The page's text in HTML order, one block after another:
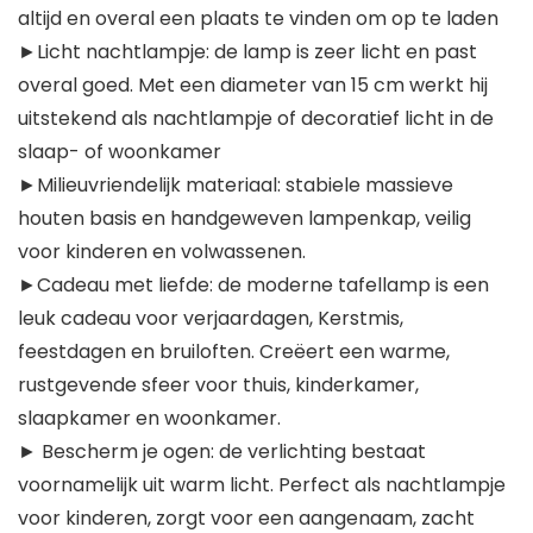
altijd en overal een plaats te vinden om op te laden
►Licht nachtlampje: de lamp is zeer licht en past
overal goed. Met een diameter van 15 cm werkt hij
uitstekend als nachtlampje of decoratief licht in de
slaap- of woonkamer
►Milieuvriendelijk materiaal: stabiele massieve
houten basis en handgeweven lampenkap, veilig
voor kinderen en volwassenen.
►Cadeau met liefde: de moderne tafellamp is een
leuk cadeau voor verjaardagen, Kerstmis,
feestdagen en bruiloften. Creëert een warme,
rustgevende sfeer voor thuis, kinderkamer,
slaapkamer en woonkamer.
► Bescherm je ogen: de verlichting bestaat
voornamelijk uit warm licht. Perfect als nachtlampje
voor kinderen, zorgt voor een aangenaam, zacht